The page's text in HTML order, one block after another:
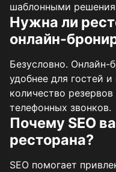
шаблонными
Нужна ли
онлайн-
Безусловно. Онлайн-
удобнее для гостей
количество
телефонных звонков.
Почему SEO
ресторана?
SEO помогает